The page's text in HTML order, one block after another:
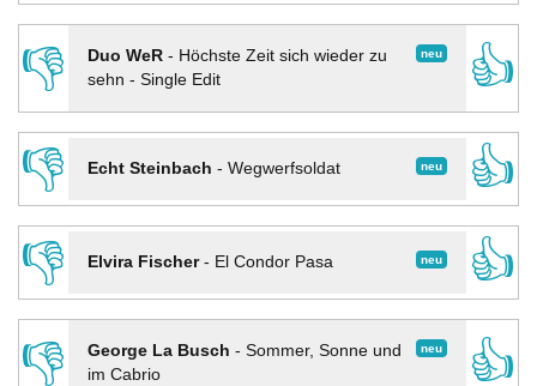
👎
neu
Duo WeR- Höchste Zeit sich wieder zu
sehn - Single Edit
👍
👎
neu
Echt Steinbach - Wegwerfsoldat
👍
👎
neu
Elvira Fischer- El Condor Pasa
👍
👎
neu
George La Busch - Sommer, Sonne und
im Cabrio
👍